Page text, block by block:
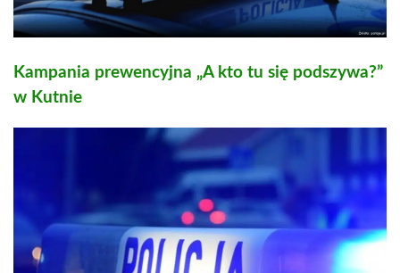
Kampania prewencyjna „A kto tu się podszywa?”
w Kutnie